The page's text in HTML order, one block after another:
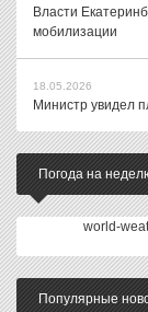
Власти
мобилизации
18.05.2026
Министр увидел
Погода на
world-
Популярные